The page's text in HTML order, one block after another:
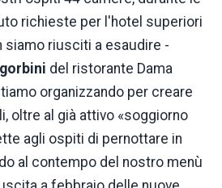
richieste per l'hotel superiori
siamo riusciti a esaudire -
del ristorante Dama
organizzando per creare
oltre al già attivo «soggiorno
agli ospiti di pernottare in
al contempo del nostro menù